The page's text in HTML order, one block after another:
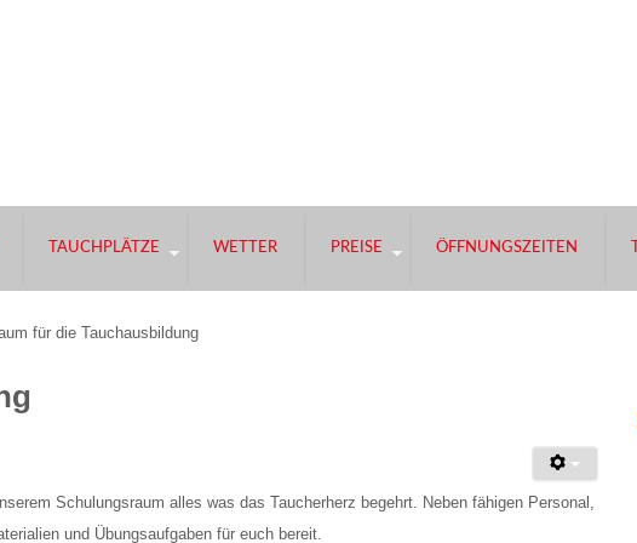
TAUCHPLÄTZE WETTER PREISE ÖFFNUNGSZEITEN
für die Tauchausbildung
Schulungsraum alles was das Taucherherz begehrt. Neben fähigen Personal,
und Übungsaufgaben für euch bereit.